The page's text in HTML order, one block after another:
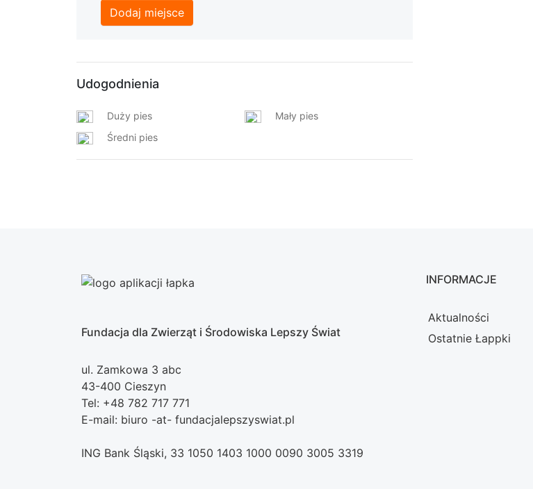
Dodaj miejsce
Udogodnienia
Duży pies
Mały pies
Średni pies
Fundacja dla Zwierząt i Środowiska Lepszy Świat
ul. Zamkowa 3 abc
43-400 Cieszyn
Tel: +48 782 717 771
E-mail: biuro -at- fundacjalepszyswiat.pl
INFORMACJE
Aktualności
Ostatnie Łappki
ING Bank Śląski, 33 1050 1403 1000 0090 3005 3319